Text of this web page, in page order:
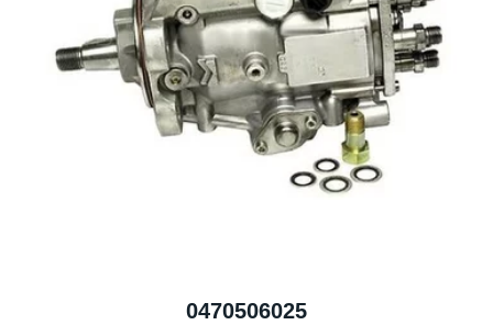
0470506025